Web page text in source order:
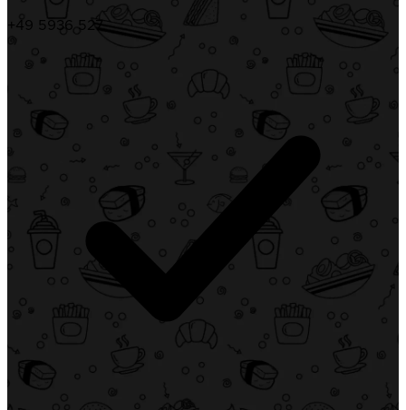
+49 5936 527